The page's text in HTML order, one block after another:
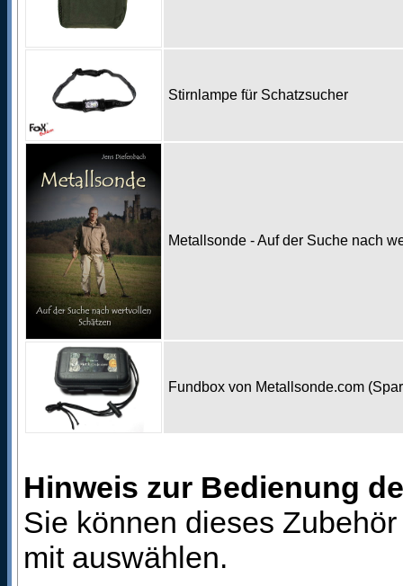
Stirnlampe für Schatzsucher
Metallsonde - Auf der Suche nach
Fundbox von Metallsonde.com
Hinweis zur Bedienung
Sie können dieses
mit auswählen.